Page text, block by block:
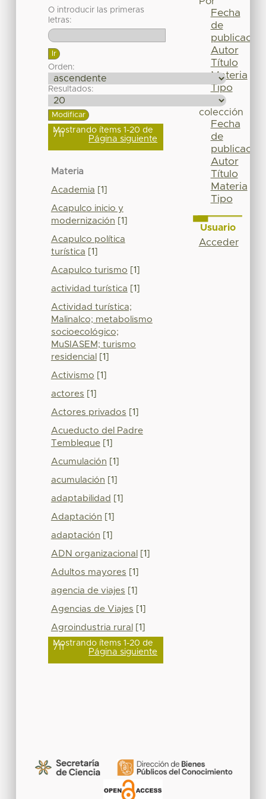
O introducir las primeras
letras:
Orden:
Resultados:
Mostrando ítems 1-20 de
711 Página siguiente
Materia
Academia [1]
Acapulco inicio y
modernización [1]
Acapulco política
turística [1]
Acapulco turismo [1]
actividad turística [1]
Actividad turística;
Malinalco; metabolismo
socioecológico;
MuSIASEM; turismo
residencial
[1]
Activismo [1]
actores [1]
Actores privados [1]
Acueducto del Padre
Tembleque[1]
Acumulación [1]
acumulación [1]
adaptabilidad [1]
Adaptación [1]
adaptación [1]
ADN organizacional [1]
Adultos mayores [1]
agencia de viajes [1]
Agencias de Viajes [1]
Agroindustria rural [1]
Mostrando ítems 1-20 de
711 Página siguiente
Fecha
de
publicación
Autor
Título
Materia
Tipo
colección
Fecha
de
publicación
Autor
Título
Materia
Tipo
Usuario
Acceder